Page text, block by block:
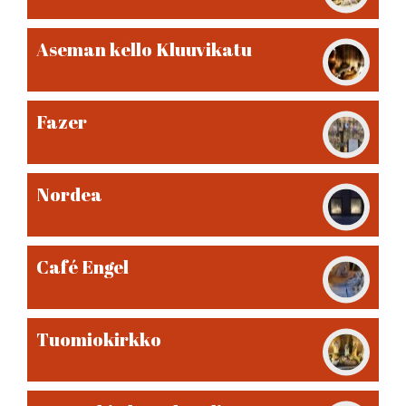
Aseman kello Kluuvikatu
Fazer
Nordea
Café Engel
Tuomiokirkko